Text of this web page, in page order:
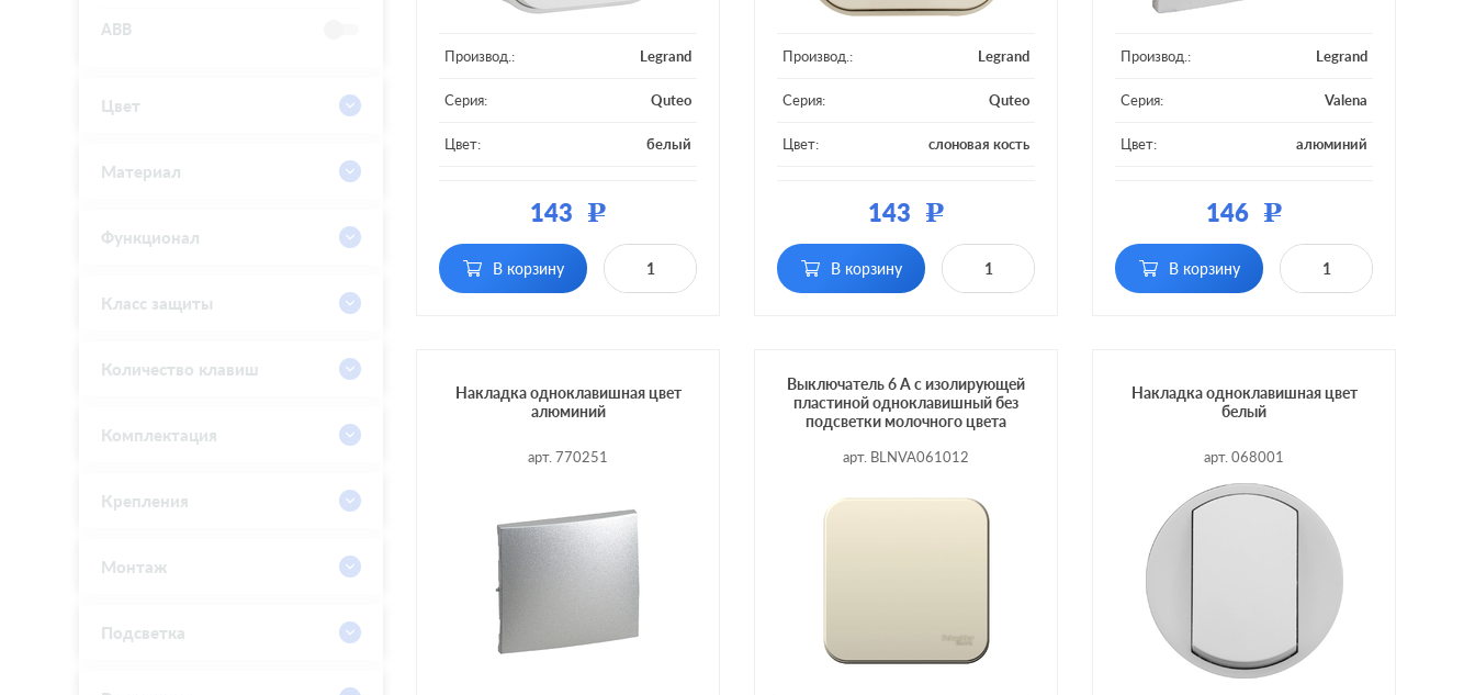
ABB
Цвет
Материал
Функционал
Класс защиты
Количество клавиш
Комплектация
Крепления
Монтаж
Подсветка
Производ.: Legrand
Серия: Quteo
Цвет: белый
клавиш:
Подсветка:
без подсветки, с
возможностью
143 Р
В корзину
Производ.: Legrand
Серия: Quteo
Цвет: слоновая кость
клавиш:
Подсветка:
без подсветки, с
возможностью
143 Р
В корзину
Производ.: Legrand
Серия: Valena
Цвет: алюминий
Подсветка: без подсветки
146Р
В корзину
Накладка одноклавишная цвет
алюминий
арт. 770251
Выключатель 6 А с изолирующей
пластиной одноклавишный без
подсветки молочного цвета
арт. BLNVA061012
Накладка одноклавишная цвет
белый
арт. 068001